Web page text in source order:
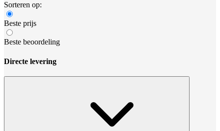
Sorteren op:
Beste prijs
Beste beoordeling
Directe levering